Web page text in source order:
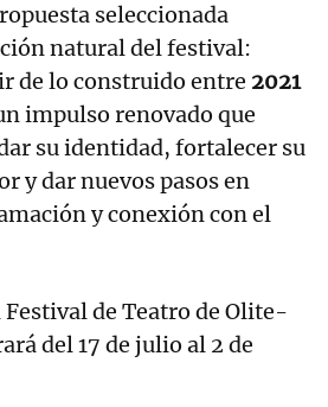
seleccionada
natural del festival:
de lo construido entre 2021
impulso renovado que
su identidad, fortalecer su
y dar nuevos pasos en
y conexión con el
Festival de Teatro de Olite-
del 17 de julio al 2 de